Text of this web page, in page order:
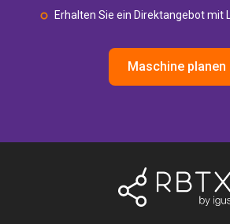
Erhalten Sie ein Direktangebot mit
Maschine planen